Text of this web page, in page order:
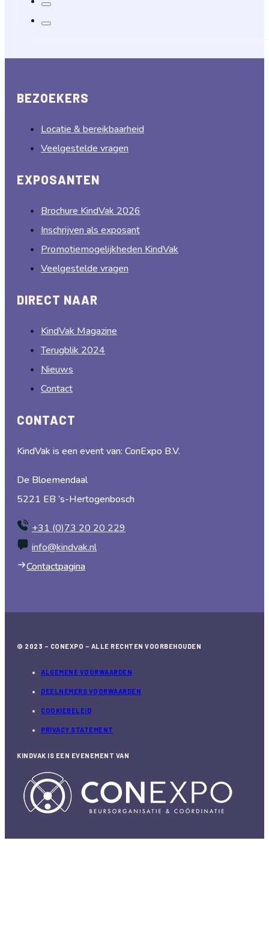
BEZOEKERS
Locatie & bereikbaarheid
Veelgestelde vragen
EXPOSANTEN
Brochure KindVak 2026
Inschrijven als exposant
Promotiemogelijkheden KindVak
Veelgestelde vragen
DIRECT NAAR
KindVak Magazine
Terugblik 2024
Nieuws
Contact
CONTACT
KindVak is een event van: ConExpo B.V.
De Bloemendaal
5221 EB ’s-Hertogenbosch
+31 (0)73 20 20 229
info@kindvak.nl
Contactpagina
© 2023 – CONEXPO – ALLE RECHTEN VOORBEHOUDEN
ALGEMENE VOORWAARDEN
DEELNEMERS VOORWAARDEN
COOKIEBELEID
PRIVACY STATEMENT
KINDVAK IS EEN EVENEMENT VAN